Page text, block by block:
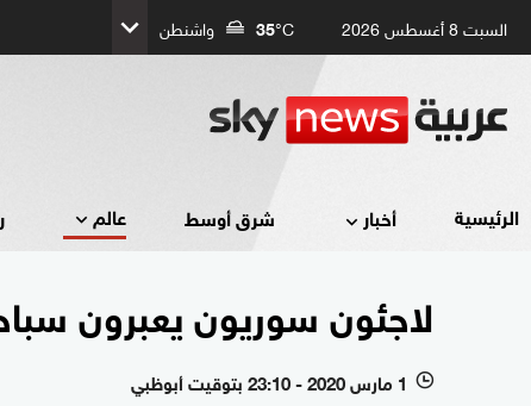
السبت 8 أغسطس 2026 35°C واشنطن
الرئيسية أخبار شرق أوسط عالم
لاجئون سوريون يعبرون
l 1 مارس 2020 - 23:10 بتوقيت أبوظبي